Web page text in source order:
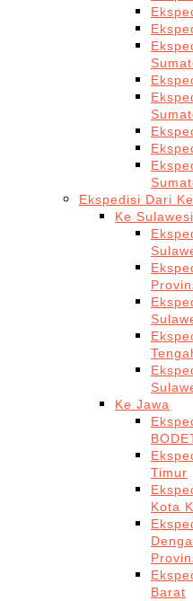
Ekspedisi Dari
Ke Sulawesi
Ke Jawa
Timur
Kota
Barat